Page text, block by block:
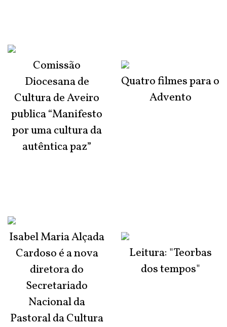
Comissão
Diocesana de
Cultura de Aveiro
publica “Manifesto
por uma cultura da
autêntica paz”
Isabel Maria Alçada
Cardoso é a nova
diretora do
Secretariado
Nacional da
Pastoral da Cultura
Quatro filmes para o
Advento
Leitura: "Teorbas
dos tempos"